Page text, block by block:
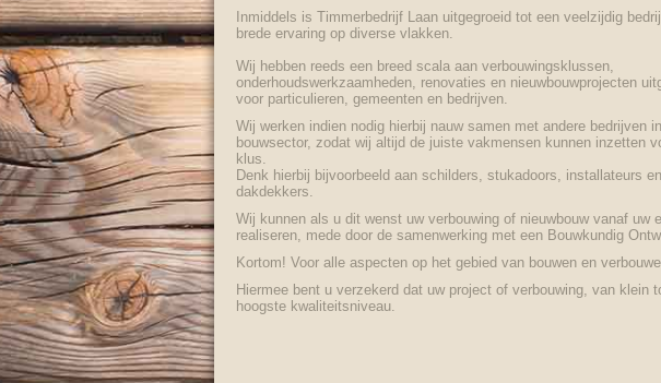
Inmiddels is Timmerbedrijf Laan uitgegroeid tot een veelzijdig
brede ervaring op diverse vlakken.
Wij hebben reeds een breed scala aan verbouwingsklussen,
onderhoudswerkzaamheden, renovaties en nieuwbouwprojecten
voor particulieren, gemeenten en bedrijven.
Wij werken indien nodig hierbij nauw samen met andere bedrijven
bouwsector, zodat wij altijd de juiste vakmensen kunnen inzetten
klus.
Denk hierbij bijvoorbeeld aan schilders, stukadoors, installateurs en
dakdekkers.
Wij kunnen als u dit wenst uw verbouwing of nieuwbouw vanaf uw
realiseren, mede door de samenwerking met een Bouwkundig
Kortom! Voor alle aspecten op het gebied van bouwen en
Hiermee bent u verzekerd dat uw project of verbouwing, van klein
hoogste kwaliteitsniveau.